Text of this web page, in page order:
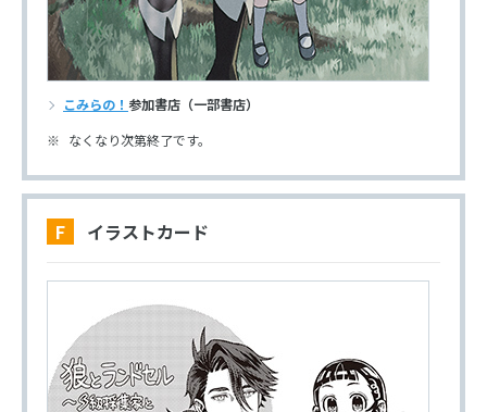
こみらの！ 参加書店（一部書店）
なくなり次第終了です。
F イラストカード